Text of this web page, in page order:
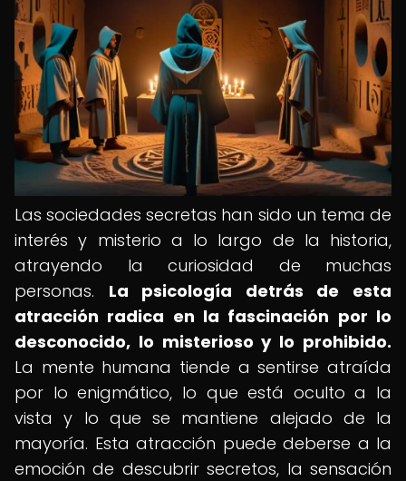
Las sociedades secretas han sido un tema de
interés y misterio a lo largo de la historia,
atrayendo la curiosidad de muchas
personas. La psicología detrás de esta
atracción radica en la fascinación por lo
desconocido, lo misterioso y lo prohibido.
La mente humana tiende a sentirse atraída
por lo enigmático, lo que está oculto a la
vista y lo que se mantiene alejado de la
mayoría. Esta atracción puede deberse a la
emoción de descubrir secretos, la sensación